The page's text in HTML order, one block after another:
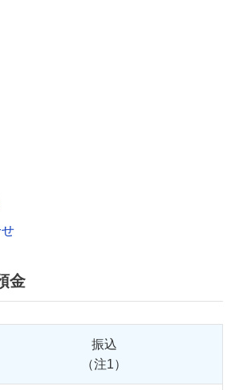
金
振込
（注1）